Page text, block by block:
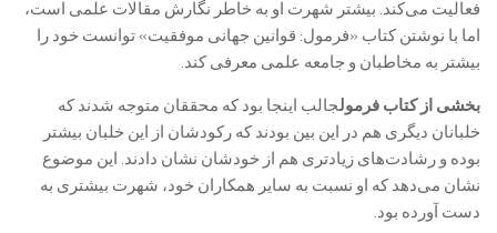
فعالیت می‌کند. بیشتر شهرت او به خاطر نگارش مقالات علمی است،
اما با نوشتن کتاب «فرمول: قوانین جهانی موفقیت» توانست خود را
بیشتر به مخاطبان و جامعه علمی معرفی کند.
بخشی از کتاب فرمولجالب اینجا بود که محققان متوجه شدند که
خلبانان دیگری هم در این بین بودند که رکودشان از این خلبان بیشتر
بوده و رشادت‌های زیادتری هم از خودشان نشان دادند. این موضوع
نشان می‌دهد که او نسبت به سایر همکاران خود، شهرت بیشتری به
دست آورده بود.